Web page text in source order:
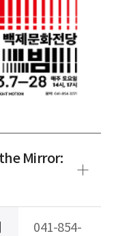
the Mirror:
041-854-